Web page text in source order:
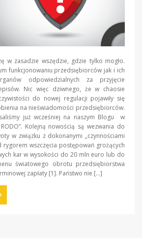
w zasadzie wszędzie, gdzie tylko mogło.
funkcjonowaniu przedsiębiorców jak i ich
odpowiedzialnych za przyjęcie
Nic więc dziwnego, że w chaosie
do nowej regulacji pojawiły się
na nieświadomości przedsiębiorców.
już wcześniej na naszym Blogu w
Kolejną nowością są wezwania do
w związku z dokonanymi „czynnościami
rygorem wszczęcia postępowań grożących
kar w wysokości do 20 mln euro lub do
światowego obrotu przedsiębiorstwa
zapłaty [1]. Państwo nie […]